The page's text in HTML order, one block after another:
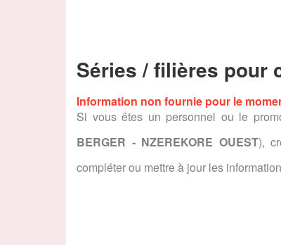
Séries / filières pour
Information non fournie pour le
Si vous êtes un personnel ou le
BERGER - NZEREKORE OUEST),
compléter ou mettre à jour les